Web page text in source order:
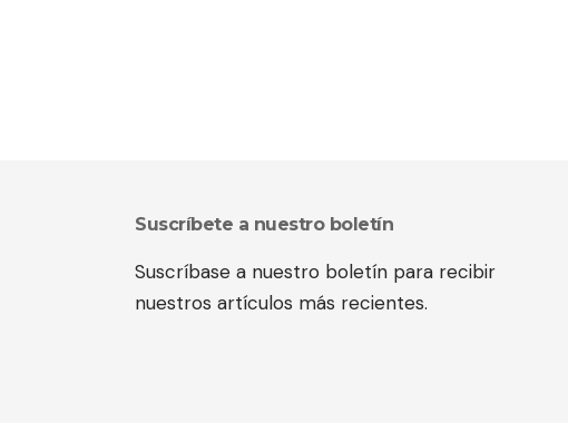
Suscríbete a nuestro boletín
Suscríbase a nuestro boletín para recibir
nuestros artículos más recientes.